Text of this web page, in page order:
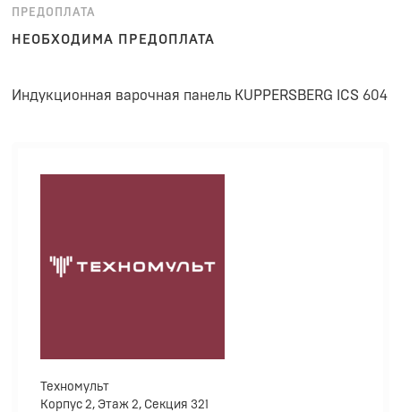
ПРЕДОПЛАТА
НЕОБХОДИМА ПРЕДОПЛАТА
Индукционная варочная панель KUPPERSBERG ICS 604
Техномульт
Корпус 2, Этаж 2, Секция 321